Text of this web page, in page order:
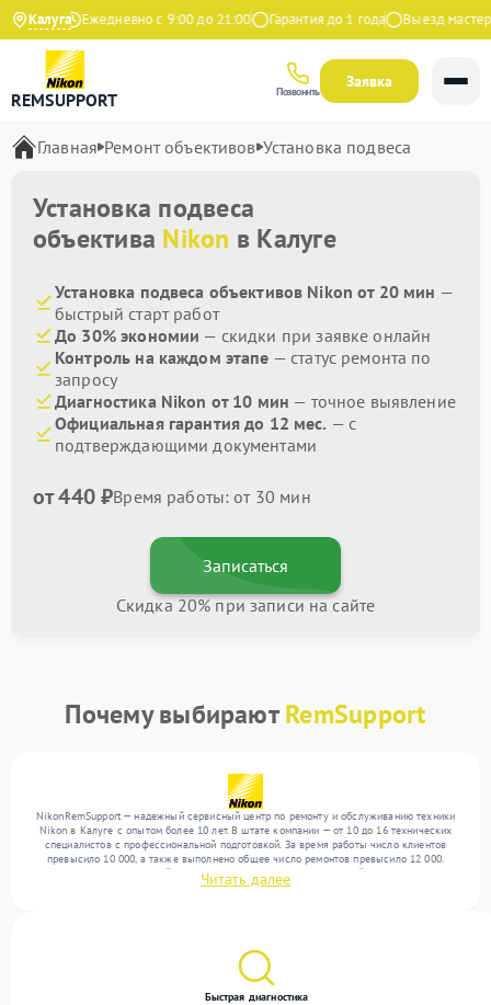
КалугаЕжедневно с 9:00 до 21:00 Гарантия до 1 года Выезд мастера
REMSUPPORT Позвонить
Заявка
Главная Ремонт объективов Установка подвеса
Установка подвеса
объектива Nikon в Калуге
Установка подвеса объективов Nikon от 20 мин —
быстрый старт работ
До 30% экономии — скидки при заявке онлайн
Контроль на каждом этапе — статус ремонта по
запросу
Диагностика Nikon от 10 мин — точное выявление
Официальная гарантия до 12 мес. — с
подтверждающими документами
от 440 ₽Время работы: от 30 мин
Записаться
Скидка 20% при записи на сайте
Почему выбираютRemSupport
NikonRemSupport — надежный сервисный центр по ремонту и обслуживанию техники
Nikon в Калуге с опытом более 10 лет. В штате компании — от 10 до 16 технических
специалистов с профессиональной подготовкой. За время работы число клиентов
превысило 10 000, а также выполнено общее число ремонтов превысило 12 000.
Ежемесячно в сервисный центр поступает более 300 обращений, включая , , . Мы
беремся за задачи любой сложности и поддерживаем высокий стандарт качества
Читать далее
Быстрая диагностика